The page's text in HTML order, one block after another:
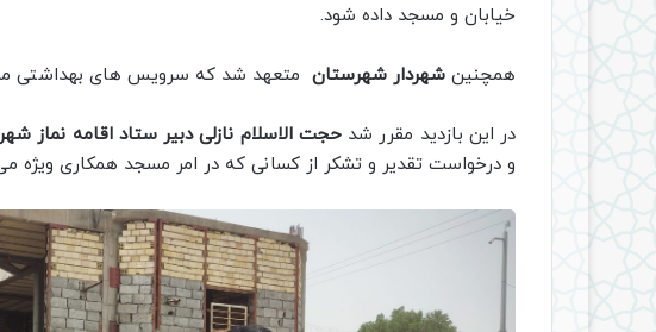
خیابان و مسجد داده شود.
همچنین شهردار شهرستان متعهد شد که سرویس های بهداشتی
در این بازدید مقرر شدحجت الاسلام نازلی دبیر ستاد اقامه نماز
و درخواست تقدیر و تشکر از کسانی که در امر مسجد همکاری ویژه